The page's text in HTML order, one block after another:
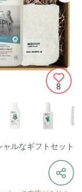
8
ルなギフトセット